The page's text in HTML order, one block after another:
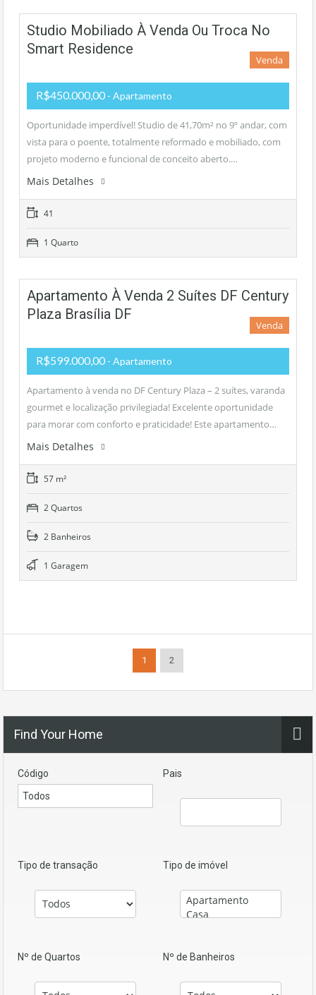
Studio Mobiliado À Venda Ou Troca No
Smart Residence
Venda
R$450.000,00 - Apartamento
Oportunidade imperdível! Studio de 41,70m² no 9º andar, com
vista para o poente, totalmente reformado e mobiliado, com
projeto moderno e funcional de conceito aberto.…
Mais Detalhes
41
1 Quarto
Apartamento À Venda 2 Suítes DF Century
Plaza Brasília DF
Venda
R$599.000,00 - Apartamento
Apartamento à venda no DF Century Plaza – 2 suítes, varanda
gourmet e localização privilegiada! Excelente oportunidade
para morar com conforto e praticidade! Este apartamento…
Mais Detalhes
57 m²
2 Quartos
2 Banheiros
1 Garagem
1 2
Find Your Home
Código Pais
Tipo de transação Tipo de imóvel
Nº de Quartos Nº de Banheiros